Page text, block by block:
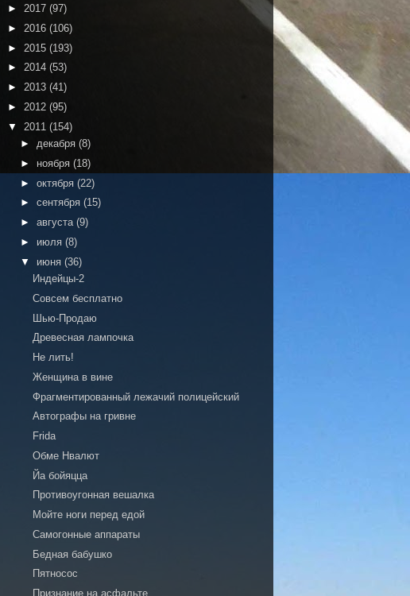
► 2017 (97)
► 2016 (106)
► 2015 (193)
► 2014 (53)
► 2013 (41)
► 2012 (95)
▼ 2011 (154)
► декабря (8)
► ноября (18)
► октября (22)
► сентября (15)
► августа (9)
► июля (8)
▼ июня (36)
Индейцы-2
Совсем бесплатно
Шью-Продаю
Древесная лампочка
Не лить!
Женщина в вине
Фрагментированный лежачий полицейский
Автографы на гривне
Frida
Обме Нвалют
Йа бойяцца
Противоугонная вешалка
Мойте ноги перед едой
Самогонные аппараты
Бедная бабушко
Пятносос
Признание на асфальте